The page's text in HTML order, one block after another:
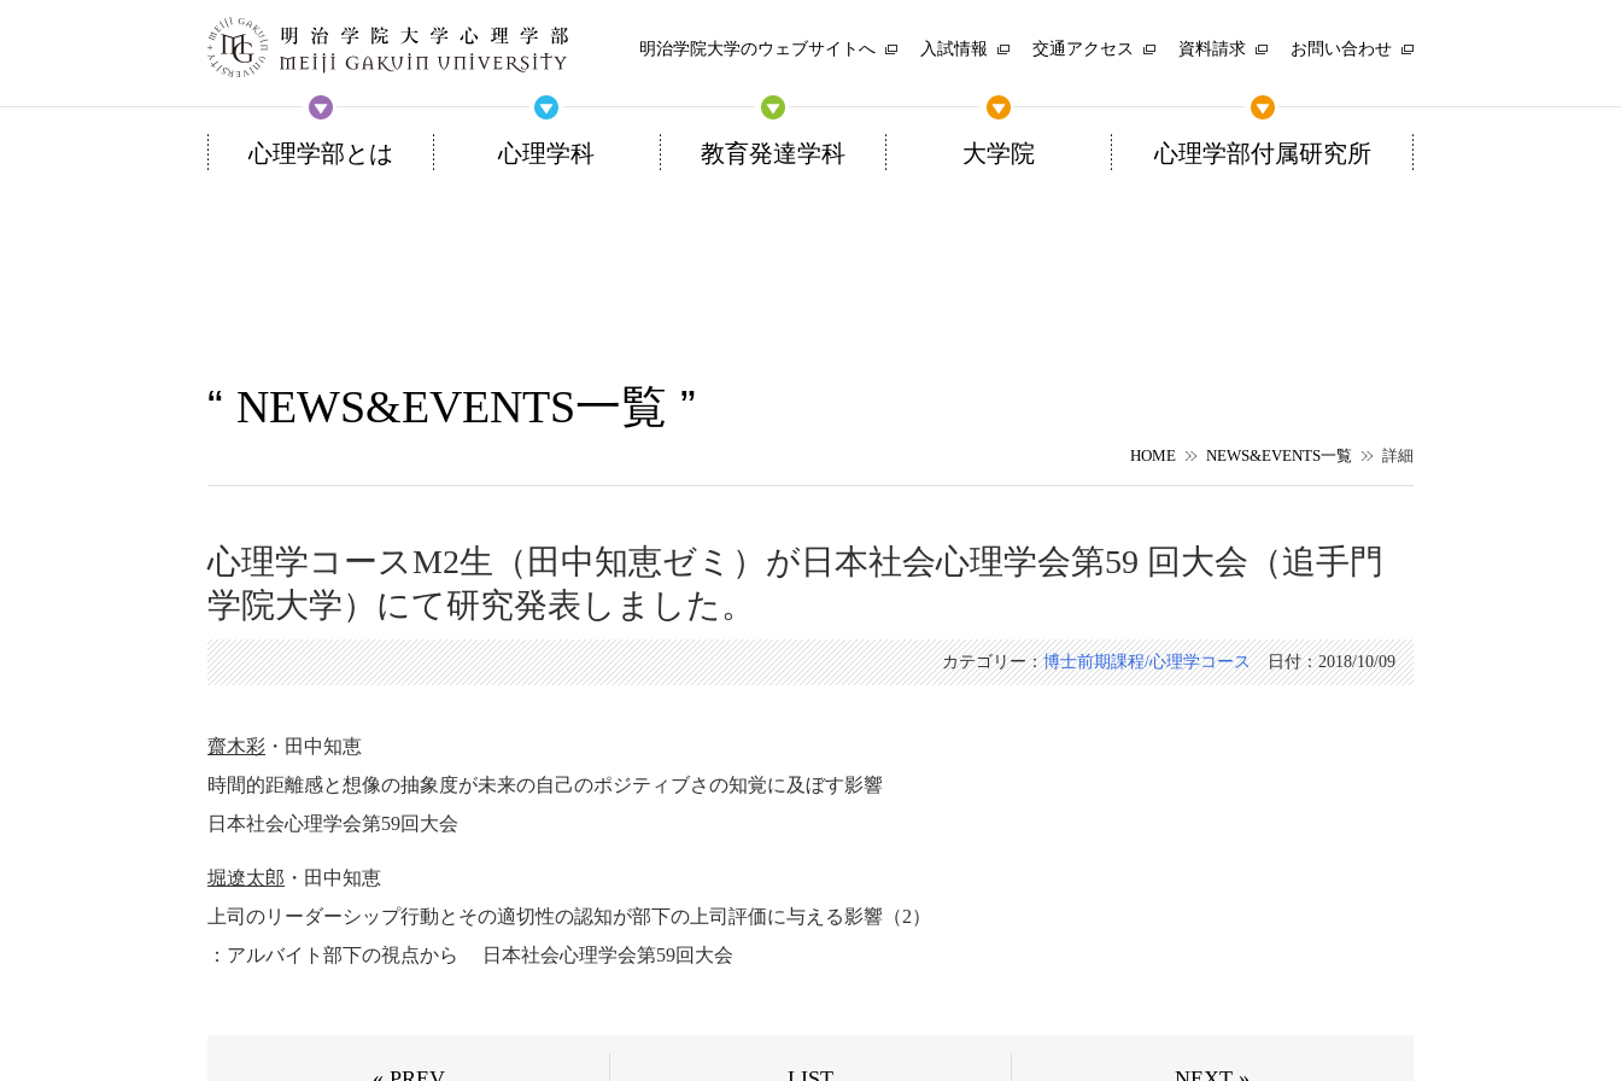
心理学部とは 心理学科 教育発達学科 大学院 心理学部付属研究所
明治学院大学のウェブサイトへ 入試情報 交通アクセス 資料請求 お問い合わせ
HOME NEWS&EVENTS一覧 詳細
NEWS&EVENTS一覧
心理学コースM2生（田中知恵ゼミ）が日本社会心理学会第59 回大会（追手門
学院大学）にて研究発表しました。
カテゴリー：博士前期課程/心理学コース日付：2018/10/09
齋木彩 ・田中知恵
時間的距離感と想像の抽象度が未来の自己のポジティブさの知覚に及ぼす影響
日本社会心理学会第59回大会
堀遼太郎 ・田中知恵
上司のリーダーシップ行動とその適切性の認知が部下の上司評価に与える影響（2）
：アルバイト部下の視点から 日本社会心理学会第59回大会